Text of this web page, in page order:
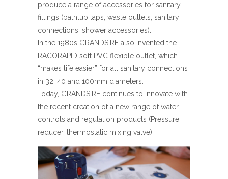
produce a range of accessories for sanitary
fittings (bathtub taps, waste outlets, sanitary
connections, shower accessories).
In the 1980s GRANDSIRE also invented the
RACORAPID soft PVC flexible outlet, which
“makes life easier” for all sanitary connections
in 32, 40 and 100mm diameters.
Today, GRANDSIRE continues to innovate with
the recent creation of a new range of water
controls and regulation products (Pressure
reducer, thermostatic mixing valve).